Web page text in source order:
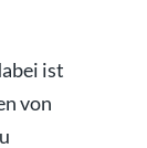
ist
von